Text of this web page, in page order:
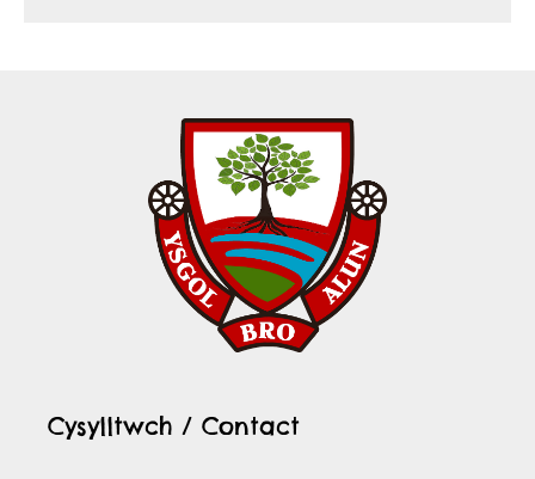
Cysylltwch / Contact